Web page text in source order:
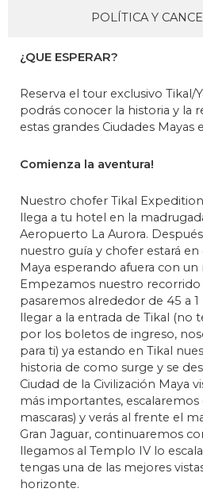
POLÍTICA Y
¿QUE ESPERAR?
Reserva el tour exclusivo Tikal/
podrás conocer la historia y la
estas grandes Ciudades Mayas
Comienza la aventura!
Nuestro chofer Tikal
llega a tu hotel en la
Aeropuerto La Aurora.
nuestro guía y chofer estará
Maya esperando afuera con
Empezamos nuestro
pasaremos alrededor de 45 a
llegar a la entrada de Tikal (no
por los boletos de ingreso,
para ti) ya estando en Tikal
historia de como surge y se
Ciudad de la Civilización Maya
más importantes,
mascaras) y verás al frente el
Gran Jaguar, continuaremos
llegamos al Templo IV lo
tengas una de las mejores
horizonte.